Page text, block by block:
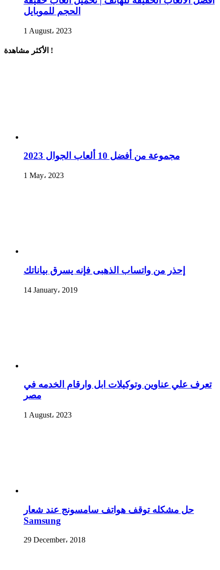
الحجم للموبايل
1 August، 2023
الأكثر مشاهدة !
مجموعة من أفضل 10 ألعاب الجوال 2023
1 May، 2023
إحذر من واتساب الذهبى فإنه يسرق بياناتك
14 January، 2019
تعرف علي عناوين وتوكيلات ابل وارقام الخدمه في
مصر
1 August، 2023
حل مشكله توقف هواتف سامسونج عند شعار
Samsung
29 December، 2018